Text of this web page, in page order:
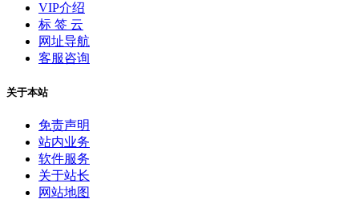
VIP介绍
标 签 云
网址导航
客服咨询
关于本站
免责声明
站内业务
软件服务
关于站长
网站地图